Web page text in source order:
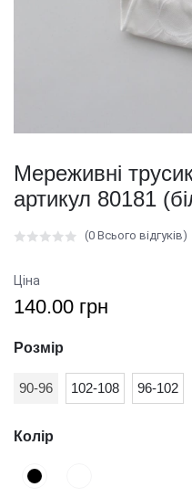
Мереживні
артикул 80181
(0 Всього відгуків)
Ціна
140.00 грн
Розмір
90-96 102-108 96-102
Колір